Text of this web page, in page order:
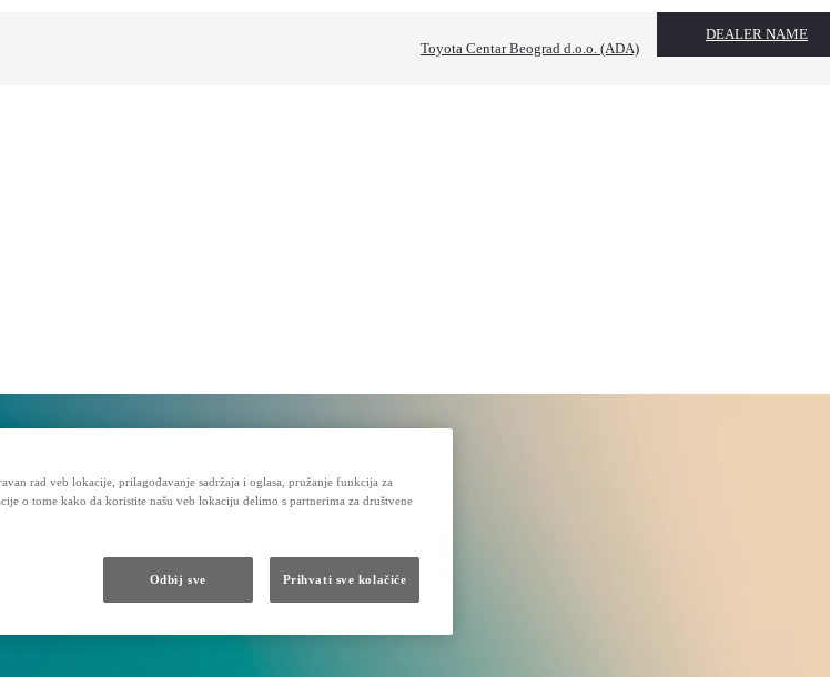
Toyota Centar Beograd d.o.o. (ADA)
DEALER NAME
rad veb lokacije, prilagođavanje sadržaja i oglasa, pružanje funkcija za
o tome kako da koristite našu veb lokaciju delimo s partnerima za društvene
Odbij sve Prihvati sve kolačiće